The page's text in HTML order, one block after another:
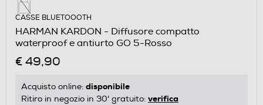
CASSE BLUETOOOTH
HARMAN KARDON - Diffusore compatto
waterproof e antiurto GO 5-Rosso
€ 49,90
Acquisto online: disponibile
Ritiro in negozio in 30' gratuito: verifica